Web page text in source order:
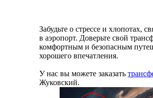
Забудьте о стрессе и хлопотах,
в аэропорт. Доверьте свой
комфортным и безопасным
хорошего впечатления.
У нас вы можете заказать
Жуковский.